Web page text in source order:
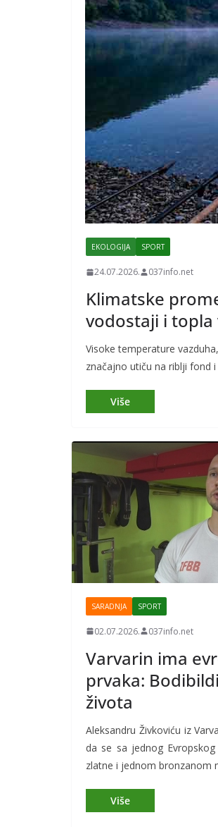
EKOLOGIJA SPORT
24.07.2026. 037info.net
Klimatske
vodostaji i
Visoke temperature
značajno utiču na riblji fond
SARADNJA SPORT
02.07.2026. 037info.net
Varvarin ima
prvaka:
života
Aleksandru Živkoviću iz
da se sa jednog
zlatne i jednom bronzanom